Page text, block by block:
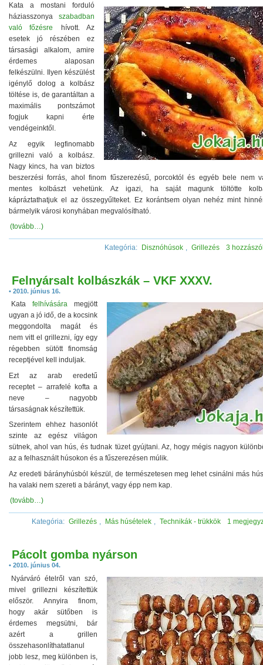
Kata a mostani forduló
háziasszonya
szabadban
való főzésre
hívott. Az
esetek jó részében ez
társasági alkalom, amire
érdemes alaposan
felkészülni. Ilyen készülést
igénylő dolog a kolbász
töltése is, de garantáltan a
maximális pontszámot
fogjuk kapni érte
vendégeinktől.
Az egyik legfinomabb
grillezni való a kolbász.
Nagy kincs, ha van biztos
beszerzési forrás, ahol finom fűszerezésű, porcoktól és egyéb bele nem
mentes kolbászt vehetünk. Az igazi, ha saját magunk töltötte
kápráztathatjuk el az összegyűlteket. Ez korántsem olyan nehéz mint
bármelyik városi konyhában megvalósítható.
(tovább…)
Kategória: Disznóhúsok , Grillezés 3
Felnyársalt kolbászkák – VKF XXXV.
• 2010. június 16.
Kata felhívására
megjött
ugyan a jó idő, de a kocsink
meggondolta magát és
nem vitt el grillezni, így egy
régebben sütött finomság
receptjével kell induljak.
Ezt az arab eredetű
receptet – arrafelé kofta a
neve – nagyobb
társaságnak készítettük.
Szerintem ehhez hasonlót
szinte az egész világon
sütnek, ahol van hús, és tudnak tüzet gyújtani. Az, hogy mégis nagyon
az a felhasznált húsokon és a fűszerezésen múlik.
Az eredeti bárányhúsból készül, de természetesen meg lehet csinálni más
ha valaki nem szereti a bárányt, vagy épp nem kap.
(tovább…)
Kategória: Grillezés , Más húsételek , Technikák - trükkök 1
Pácolt gomba nyárson
• 2010. június 04.
Nyárváró ételről van szó,
mivel grillezni készítettük
először. Annyira finom,
hogy akár sütőben is
érdemes megsütni, bár
azért a grillen
összehasonlíthatatlanul
jobb lesz, meg különben is,